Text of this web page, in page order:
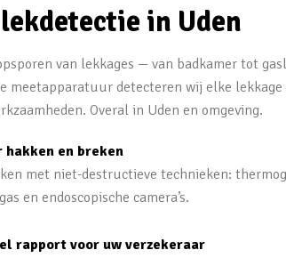
in Uden
van lekkages — van badkamer tot
meetapparatuur detecteren wij elke
Overal in Uden en omgeving.
hakken en breken
met niet-destructieve technieken:
en endoscopische camera’s.
rapport voor uw verzekeraar